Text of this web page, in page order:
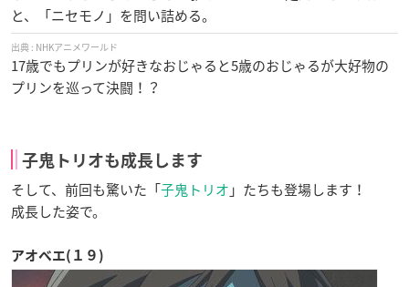
と、「ニセモノ」を問い詰める。
NHKアニメワールド
17歳でもプリンが好きなおじゃると5歳のおじゃるが大好物の
プリンを巡って決闘！？
子鬼トリオも成長します
そして、前回も驚いた「子鬼トリオ 」たちも登場します！
成長した姿で。
アオベエ(１９)